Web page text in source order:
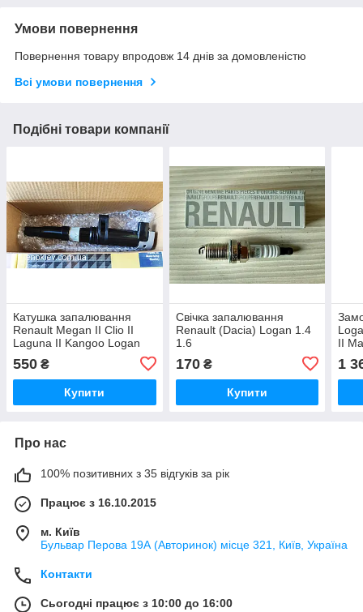
Умови повернення
Повернення товару впродовж 14 днів за домовленістю
Всі умови повернення
Подібні товари компанії
Катушка запалювання
Renault Megan II Clio II
Laguna II Kangoo Logan
550 ₴
Купити
Свічка запалювання
Renault (Dacia) Logan 1.4
1.6
170₴
Купити
II
1
Про нас
100% позитивних з 35 відгуків за рік
Працює з 16.10.2015
м. Київ
Бульвар Перова 19А (Авторинок) місце 321, Київ, Україна
Контакти
Сьогодні працює з 10:00 до 16:00